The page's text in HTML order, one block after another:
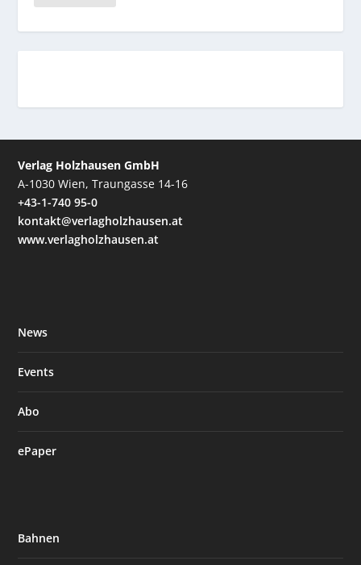
Verlag Holzhausen GmbH
A-1030 Wien, Traungasse 14-16
+43-1-740 95-0
kontakt@verlagholzhausen.at
www.verlagholzhausen.at
News
Events
Abo
ePaper
Bahnen